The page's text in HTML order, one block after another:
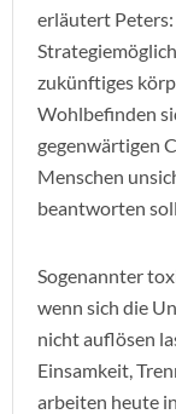
erläutert
zukünftiges
Wohlbefinden
gegenwärtigen
Menschen
beantworten
Sogenannter
wenn sich die
nicht auflösen
Einsamkeit,
arbeiten heute